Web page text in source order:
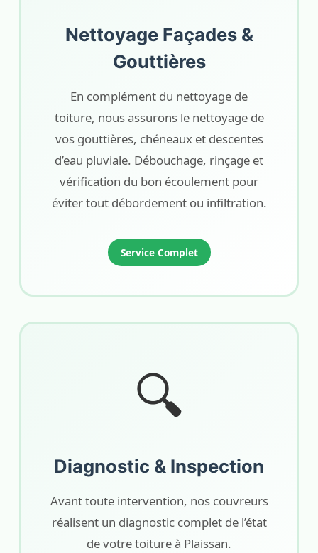
Nettoyage Façades &
Gouttières
En complément du nettoyage de
toiture, nous assurons le nettoyage de
vos gouttières, chéneaux et descentes
d’eau pluviale. Débouchage, rinçage et
vérification du bon écoulement pour
éviter tout débordement ou infiltration.
Service Complet
🔍
Diagnostic & Inspection
Avant toute intervention, nos couvreurs
réalisent un diagnostic complet de l’état
de votre toiture à Plaissan.